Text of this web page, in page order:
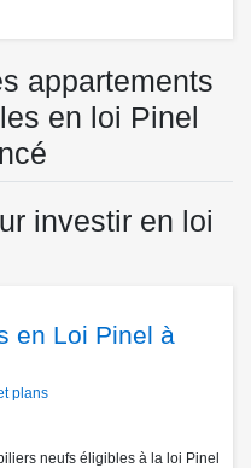
appartements
en loi Pinel
investir en loi
en Loi Pinel à
plans
neufs éligibles à la loi Pinel